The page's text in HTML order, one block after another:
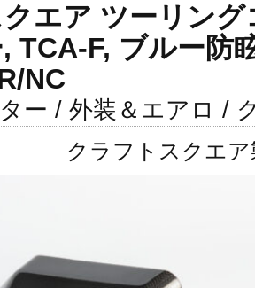
エア ツーリン
TCA-F, ブルー防
NC
ー / 外装＆エアロ /
クラフトスクエ